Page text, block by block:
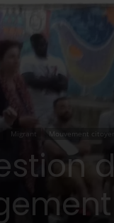
Migrant Mouvement citoyen